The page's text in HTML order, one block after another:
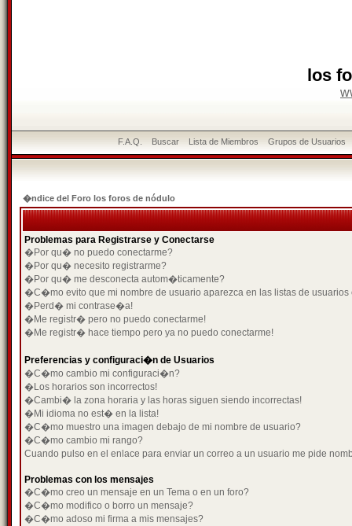
los
F.A.Q. Buscar Lista de Miembros Grupos de Usuarios
�ndice del Foro los foros de nódulo
Problemas para Registrarse y Conectarse
�Por qu� no puedo conectarme?
�Por qu� necesito registrarme?
�Por qu� me desconecta autom�ticamente?
�C�mo evito que mi nombre de usuario aparezca en las listas de usuarios
�Perd� mi contrase�a!
�Me registr� pero no puedo conectarme!
�Me registr� hace tiempo pero ya no puedo conectarme!
Preferencias y configuraci�n de Usuarios
�C�mo cambio mi configuraci�n?
�Los horarios son incorrectos!
�Cambi� la zona horaria y las horas siguen siendo incorrectas!
�Mi idioma no est� en la lista!
�C�mo muestro una imagen debajo de mi nombre de usuario?
�C�mo cambio mi rango?
Cuando pulso en el enlace para enviar un correo a un usuario me pide
Problemas con los mensajes
�C�mo creo un mensaje en un Tema o en un foro?
�C�mo modifico o borro un mensaje?
�C�mo adoso mi firma a mis mensajes?